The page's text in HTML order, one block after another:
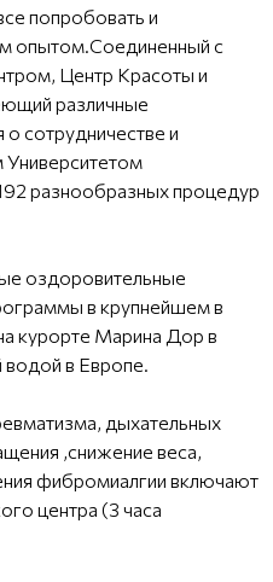
попробовать и
опытом.Соединенный с
Центр Красоты и
различные
сотрудничестве и
Университетом
разнообразных процедур
оздоровительные
в крупнейшем в
курорте Марина Дор в
в Европе.
дыхательных
,снижение веса,
фибромиалгии включают
центра (3 часа